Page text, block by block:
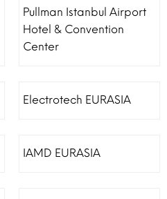
Pullman Istanbul Airport
Hotel & Convention
Center
Electrotech EURASIA
IAMD EURASIA